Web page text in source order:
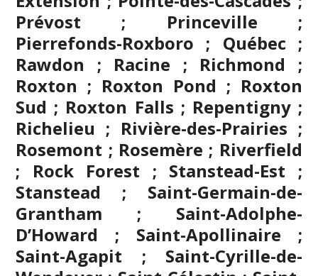
Prévost ; Princeville ;
Pierrefonds-Roxboro ; Québec ;
Rawdon ; Racine ; Richmond ;
Roxton ; Roxton Pond ; Roxton
Sud ; Roxton Falls ; Repentigny ;
Richelieu ; Rivière-des-Prairies ;
Rosemont ; Rosemère ; Riverfield
; Rock Forest ; Stanstead-Est ;
Stanstead ; Saint-Germain-de-
Grantham ; Saint-Adolphe-
D’Howard ; Saint-Apollinaire ;
Saint-Agapit ; Saint-Cyrille-de-